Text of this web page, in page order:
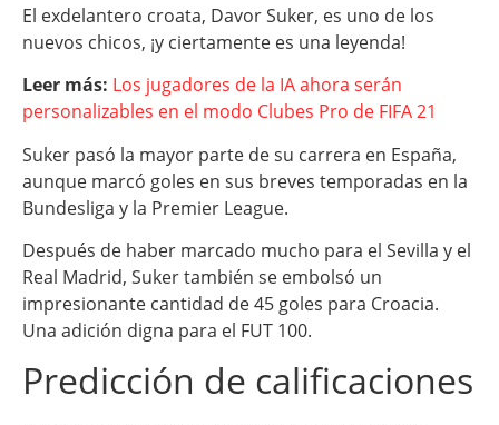
El exdelantero croata, Davor Suker, es uno de los
nuevos chicos, ¡y ciertamente es una leyenda!
Leer más: Los jugadores de la IA ahora serán
personalizables en el modo Clubes Pro de FIFA 21
Suker pasó la mayor parte de su carrera en España,
aunque marcó goles en sus breves temporadas en la
Bundesliga y la Premier League.
Después de haber marcado mucho para el Sevilla y el
Real Madrid, Suker también se embolsó un
impresionante cantidad de 45 goles para Croacia.
Una adición digna para el FUT 100.
Predicción de calificaciones